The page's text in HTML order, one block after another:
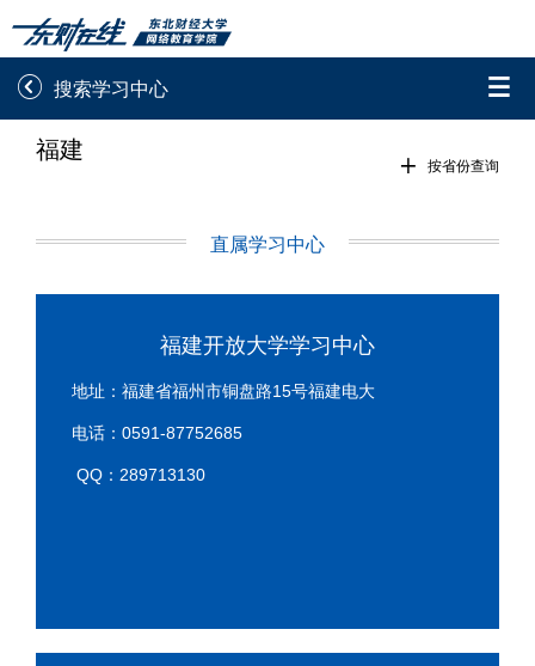

 搜索学习中心
录取通知书查询
信息确认及测试
重置密码
福建
 按省份查询
直属学习中心
福建开放大学学习中心
地址：福建省福州市铜盘路15号福建电大
电话：0591-87752685
QQ：289713130